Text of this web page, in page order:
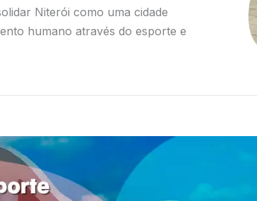
Niterói como uma cidade
humano através do esporte e